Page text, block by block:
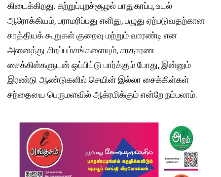
கிடைக்கிறது. சுற்றுப்புறச்சூழல் பாதுகாப்பு, உடல்
ஆரோக்கியம், பராமரிப்பது எளிது, பழுது ஏற்படுவதற்கான
சாத்தியக் கூறுகள் குறைவு மற்றும் வாரண்டி என
அனைத்து சிறப்பம்சங்களையும், சாதாரண
சைக்கிள்களுடன் ஒப்பிட்டு பார்க்கும் போது, இன்னும்
இரண்டு ஆண்டுகளில் செயின் இல்லா சைக்கிள்கள்
சந்தையை பெருமளவில் ஆக்ரமிக்கும் என்றே நம்பலாம்.